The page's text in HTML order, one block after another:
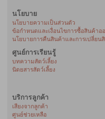
นโยบาย
นโยบายความเป็นส่วนตัว
ข้อกำหนดและเงื่อนไขการซื้อสินค้าอ
นโยบายการคืนสินค้าและการเปลี่ยน
ศูนย์การเรียนรู้
บทความสัตว์เลี้ยง
นิตยสารสัตว์เลี้ยง
บริการลูกค้า
เสียงจากลูกค้า
ศูนย์ช่วยเหลือ